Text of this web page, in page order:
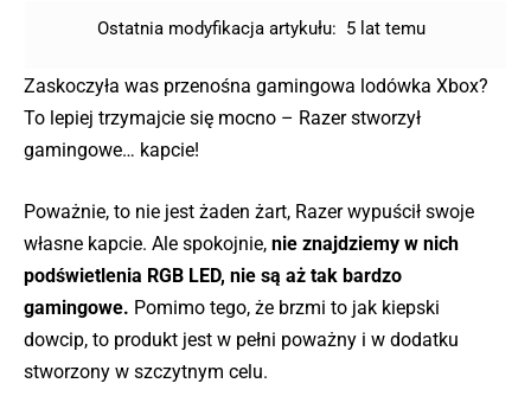
Ostatnia modyfikacja artykułu: 5 lat temu
Zaskoczyła was przenośna gamingowa lodówka Xbox?
To lepiej trzymajcie się mocno – Razer stworzył
gamingowe… kapcie!
Poważnie, to nie jest żaden żart, Razer wypuścił swoje
własne kapcie. Ale spokojnie, nie znajdziemy w nich
podświetlenia RGB LED, nie są aż tak bardzo
gamingowe. Pomimo tego, że brzmi to jak kiepski
dowcip, to produkt jest w pełni poważny i w dodatku
stworzony w szczytnym celu.